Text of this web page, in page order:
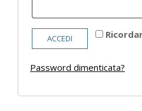
ACCEDI
Password dimenticata?